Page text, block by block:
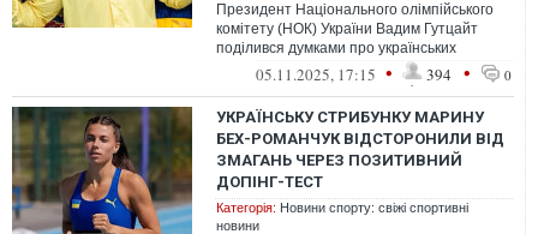
Президент Національного олімпійського
комітету (НОК) України Вадим Гутцайт
поділився думками про українських
спортсменів, які змінюють громадянство
05.11.2025, 17:15 • 394 • 0
УКРАЇНСЬКУ СТРИБУНКУ МАРИНУ
БЕХ-РОМАНЧУК ВІДСТОРОНИЛИ ВІД
ЗМАГАНЬ ЧЕРЕЗ ПОЗИТИВНИЙ
ДОПІНГ-ТЕСТ
Категорія: Новини спорту: свіжі спортивні
новини